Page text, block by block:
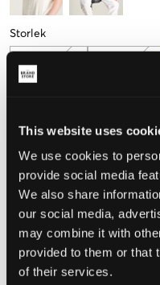
This website uses
We use cookies to
provide social media
We also share
our social media,
may combine it with
provided to them or that
of their services.
Storlek
134-140 cm
Upplevd storlek
Liten
VÄLJ